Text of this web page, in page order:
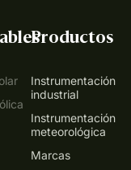
Productos
Instrumentación
industrial
Instrumentación
meteorológica
Marcas